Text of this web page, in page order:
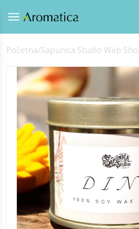
Početna/Sapunica Studio Web